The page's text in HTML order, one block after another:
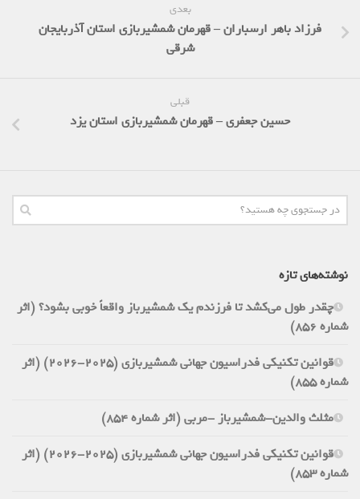
بعدی
فرزاد باهر ارسباران – قهرمان شمشیربازی استان آذربایجان
شرقی
قبلی
حسین جعفری – قهرمان شمشیربازی استان یزد
نوشته‌های تازه
چقدر طول می‌کشد تا فرزندم یک شمشیرباز واقعاً خوبی بشود؟ (اثر
شماره 856)
قوانین تکنیکی فدراسیون جهانی شمشیربازی (2025-2026) (اثر
شماره 855)
مثلث والدین-شمشیرباز -مربی (اثر شماره 854)
قوانین تکنیکی فدراسیون جهانی شمشیربازی (2025-2026) (اثر
شماره 853)